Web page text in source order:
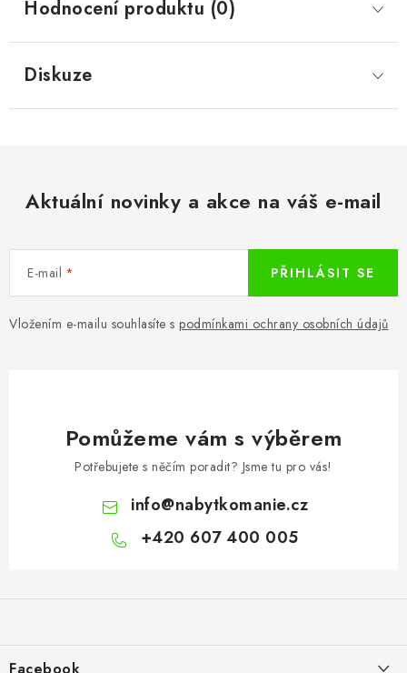
Hodnocení produktu (0)
Diskuze
Aktuální novinky a akce na váš e-mail
E-mail
Vložením e-mailu souhlasíte s podmínkami ochrany osobních údajů
PŘIHLÁSIT SE
Pomůžeme vám s výběrem
Potřebujete s něčím poradit? Jsme tu pro vás!
info@nabytkomanie.cz
+420 607 400 005
aFacebook